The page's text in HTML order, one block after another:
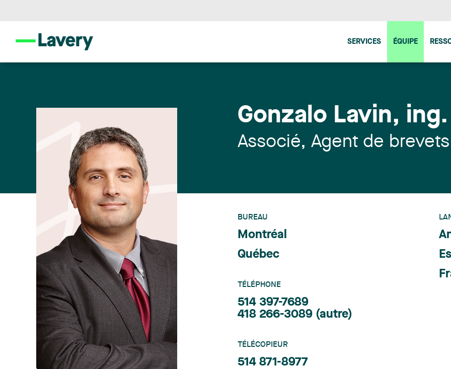
SERVICES ÉQUIPE
Gonzalo Lavin, ing.
Associé, Agent de brevets
BUREAU
Montréal
Québec
TÉLÉPHONE
514 397-7689
418 266-3089 (autre)
TÉLÉCOPIEUR
514 871-8977